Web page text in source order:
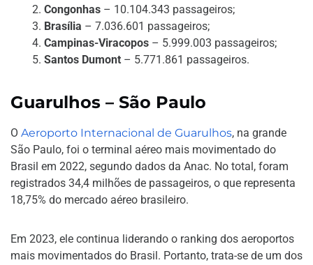
Congonhas – 10.104.343 passageiros;
Brasília – 7.036.601 passageiros;
Campinas-Viracopos – 5.999.003 passageiros;
Santos Dumont – 5.771.861 passageiros.
Guarulhos – São Paulo
O Aeroporto Internacional de Guarulhos, na grande
São Paulo, foi o terminal aéreo mais movimentado do
Brasil em 2022, segundo dados da Anac. No total, foram
registrados 34,4 milhões de passageiros, o que representa
18,75% do mercado aéreo brasileiro.
Em 2023, ele continua liderando o ranking dos aeroportos
mais movimentados do Brasil. Portanto, trata-se de um dos